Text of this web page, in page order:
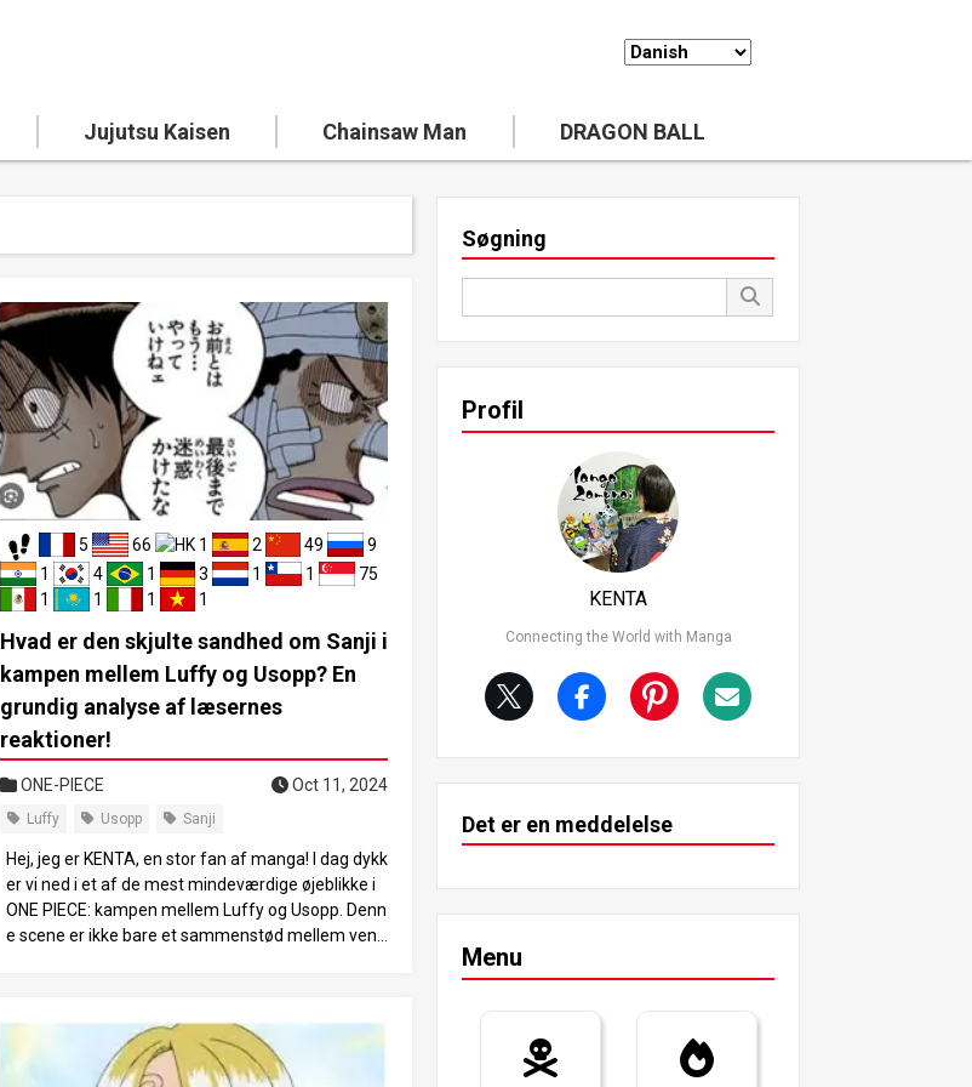
Jujutsu Kaisen Chainsaw Man DRAGON BALL
5 66 1 2 49
9
1
4 1 3 1 1
75
1
1 1 1
Hvad er den skjulte sandhed om Sanji i
kampen mellem Luffy og Usopp? En
grundig analyse af læsernes
reaktioner!
ONE-PIECE Oct 11, 2024
Luffy Usopp Sanji
Hej, jeg er KENTA, en stor fan af manga! I dag dykk
er vi ned i et af de mest mindeværdige øjeblikke i
ONE PIECE: kampen mellem Luffy og Usopp. Denn
e scene er ikke bare et sammenstød mellem venn
enne følelsesmæssige rejse sammen! 1. Baggrun
den for Luffy og Usopps kamp Kampen mellem L
Søgning
Profil
KENTA
Connecting the World with Manga
Det er en meddelelse
Menu